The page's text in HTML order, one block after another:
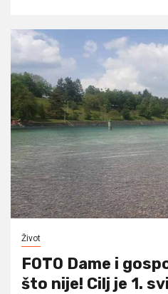
Život
FOTO Dame i
što nije! Cilj je 1.